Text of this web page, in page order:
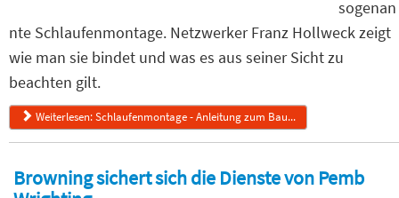
sogenan
nte Schlaufenmontage. Netzwerker Franz Hollweck zeigt
wie man sie bindet und was es aus seiner Sicht zu
beachten gilt.
Weiterlesen: Schlaufenmontage - Anleitung zum Bau...
Browning sichert sich die Dienste von Pemb